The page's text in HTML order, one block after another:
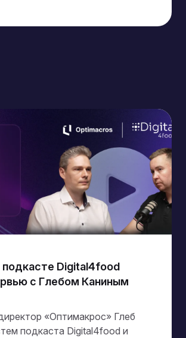
подкасте Digital4food
с Глебом Каниным
«Оптимакрос» Глеб
подкаста Digital4food и